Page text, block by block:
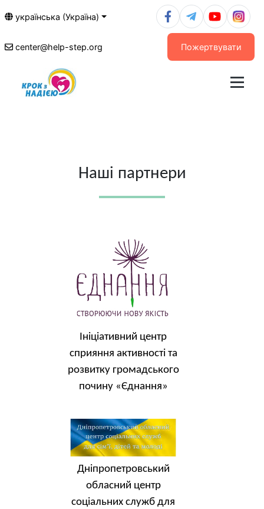
українська (Україна)
center@help-step.org Пожертвувати
Наші партнери
Ініціативний центр
сприяння активності та
розвитку громадського
почину «Єднання»
Дніпропетровський
обласний центр
соціальних служб для